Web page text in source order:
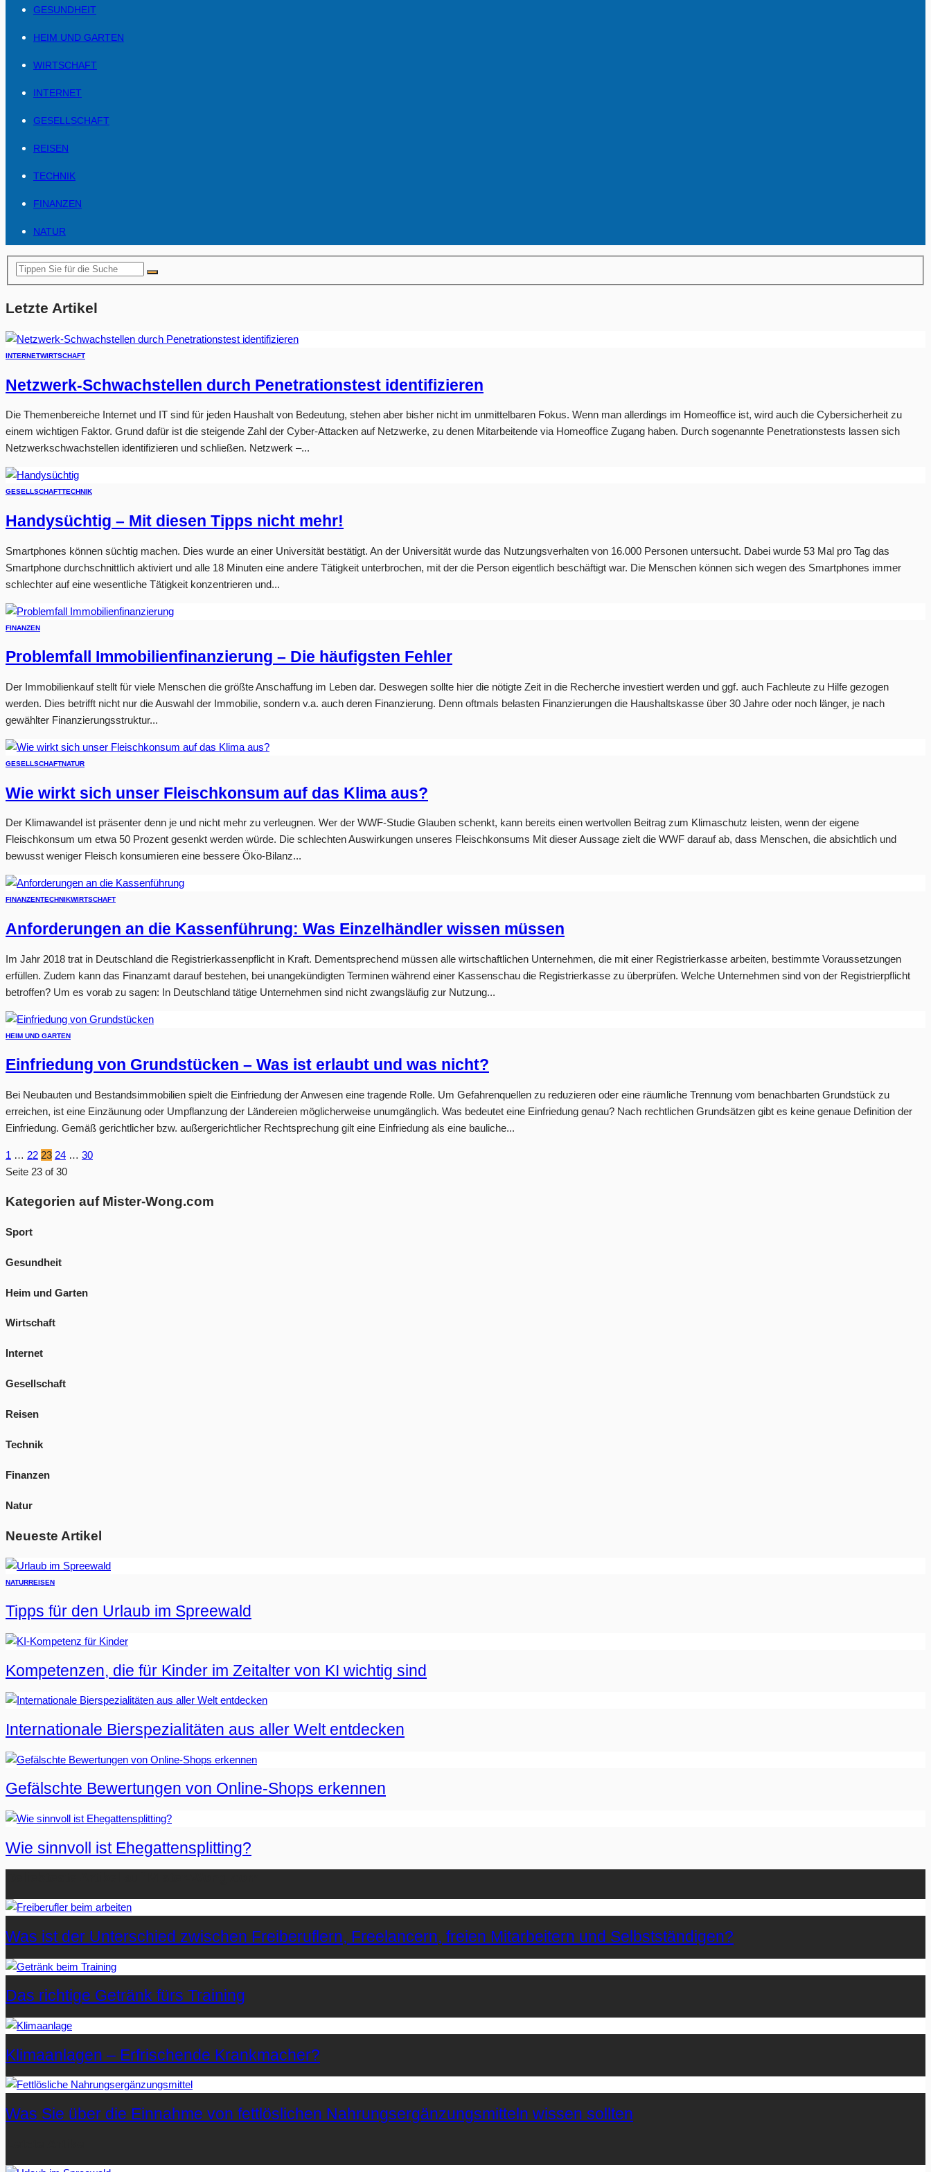
GESUNDHEIT
HEIM UND GARTEN
WIRTSCHAFT
INTERNET
GESELLSCHAFT
REISEN
TECHNIK
FINANZEN
NATUR
Letzte Artikel
INTERNETWIRTSCHAFT
Netzwerk-Schwachstellen durch Penetrationstest identifizieren
Die Themenbereiche Internet und IT sind für jeden Haushalt von Bedeutung, stehen aber bisher nicht im unmittelbaren Fokus. Wenn man allerdings im Homeoffice ist, wird auch die Cybersicherheit zu
einem wichtigen Faktor. Grund dafür ist die steigende Zahl der Cyber-Attacken auf Netzwerke, zu denen Mitarbeitende via Homeoffice Zugang haben. Durch sogenannte Penetrationstests lassen sich
Netzwerkschwachstellen identifizieren und schließen. Netzwerk –...
GESELLSCHAFTTECHNIK
Handysüchtig – Mit diesen Tipps nicht mehr!
Smartphones können süchtig machen. Dies wurde an einer Universität bestätigt. An der Universität wurde das Nutzungsverhalten von 16.000 Personen untersucht. Dabei wurde 53 Mal pro Tag das
Smartphone durchschnittlich aktiviert und alle 18 Minuten eine andere Tätigkeit unterbrochen, mit der die Person eigentlich beschäftigt war. Die Menschen können sich wegen des Smartphones immer
schlechter auf eine wesentliche Tätigkeit konzentrieren und...
FINANZEN
Problemfall Immobilienfinanzierung – Die häufigsten Fehler
Der Immobilienkauf stellt für viele Menschen die größte Anschaffung im Leben dar. Deswegen sollte hier die nötigte Zeit in die Recherche investiert werden und ggf. auch Fachleute zu Hilfe gezogen
werden. Dies betrifft nicht nur die Auswahl der Immobilie, sondern v.a. auch deren Finanzierung. Denn oftmals belasten Finanzierungen die Haushaltskasse über 30 Jahre oder noch länger, je nach
gewählter Finanzierungsstruktur...
GESELLSCHAFTNATUR
Wie wirkt sich unser Fleischkonsum auf das Klima aus?
Der Klimawandel ist präsenter denn je und nicht mehr zu verleugnen. Wer der WWF-Studie Glauben schenkt, kann bereits einen wertvollen Beitrag zum Klimaschutz leisten, wenn der eigene
Fleischkonsum um etwa 50 Prozent gesenkt werden würde. Die schlechten Auswirkungen unseres Fleischkonsums Mit dieser Aussage zielt die WWF darauf ab, dass Menschen, die absichtlich und
bewusst weniger Fleisch konsumieren eine bessere Öko-Bilanz...
FINANZENTECHNIKWIRTSCHAFT
Anforderungen an die Kassenführung: Was Einzelhändler wissen müssen
Im Jahr 2018 trat in Deutschland die Registrierkassenpflicht in Kraft. Dementsprechend müssen alle wirtschaftlichen Unternehmen, die mit einer Registrierkasse arbeiten, bestimmte Voraussetzungen
erfüllen. Zudem kann das Finanzamt darauf bestehen, bei unangekündigten Terminen während einer Kassenschau die Registrierkasse zu überprüfen. Welche Unternehmen sind von der Registrierpflicht
betroffen? Um es vorab zu sagen: In Deutschland tätige Unternehmen sind nicht zwangsläufig zur Nutzung...
HEIM UND GARTEN
Einfriedung von Grundstücken – Was ist erlaubt und was nicht?
Bei Neubauten und Bestandsimmobilien spielt die Einfriedung der Anwesen eine tragende Rolle. Um Gefahrenquellen zu reduzieren oder eine räumliche Trennung vom benachbarten Grundstück zu
erreichen, ist eine Einzäunung oder Umpflanzung der Ländereien möglicherweise unumgänglich. Was bedeutet eine Einfriedung genau? Nach rechtlichen Grundsätzen gibt es keine genaue Definition der
Einfriedung. Gemäß gerichtlicher bzw. außergerichtlicher Rechtsprechung gilt eine Einfriedung als eine bauliche...
1 … 22 23 24 … 30
Seite 23 of 30
Kategorien auf Mister-Wong.com
Sport
Gesundheit
Heim und Garten
Wirtschaft
Internet
Gesellschaft
Reisen
Technik
Finanzen
Natur
Neueste Artikel
NATURREISEN
Tipps für den Urlaub im Spreewald
Kompetenzen, die für Kinder im Zeitalter von KI wichtig sind
Internationale Bierspezialitäten aus aller Welt entdecken
Gefälschte Bewertungen von Online-Shops erkennen
Wie sinnvoll ist Ehegattensplitting?
Was ist der Unterschied zwischen Freiberuflern, Freelancern, freien Mitarbeitern und Selbstständigen?
Das richtige Getränk fürs Training
Klimaanlagen – Erfrischende Krankmacher?
Was Sie über die Einnahme von fettlöslichen Nahrungsergänzungsmitteln wissen sollten